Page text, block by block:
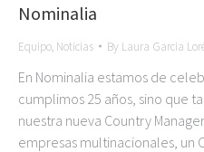
Nominalia
Equipo, Noticias By Laura Garcia
En Nominalia estamos de
cumplimos 25 años, sino que
nuestra nueva Country
empresas multinacionales, un